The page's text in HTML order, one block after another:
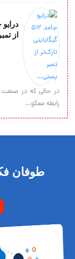
از
در حالی که در
رابطه معکو...
طوفان